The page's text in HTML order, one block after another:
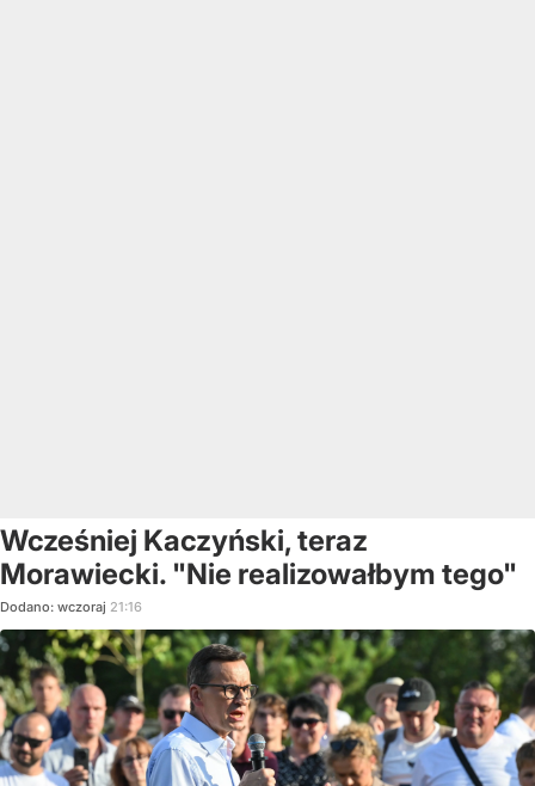
Wcześniej Kaczyński, teraz
Morawiecki. "Nie realizowałbym tego"
Dodano: wczoraj 21:16